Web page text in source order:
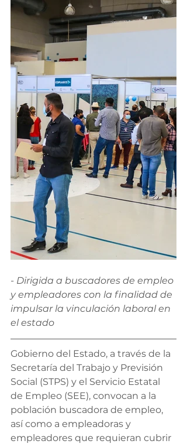
- Dirigida a buscadores de empleo
y empleadores con la finalidad de
impulsar la vinculación laboral en
el estado
Gobierno del Estado, a través de la
Secretaría del Trabajo y Previsión
Social (STPS) y el Servicio Estatal
de Empleo (SEE), convocan a la
población buscadora de empleo,
así como a empleadoras y
empleadores que requieran cubrir